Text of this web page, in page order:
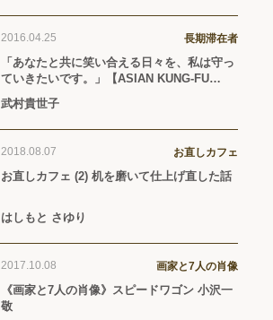
2016.04.25 長期滞在者
「あなたと共に笑い合える日々を、私は守っ
ていきたいです。」【ASIAN KUNG-FU
GENERATION「Re:Re:」（2016年3月16日
リリース）】
武村貴世子
2018.08.07 お直しカフェ
お直しカフェ (2) 机を磨いて仕上げ直した話
はしもと さゆり
2017.10.08 画家と7人の肖像
《画家と7人の肖像》スピードワゴン 小沢一
敬